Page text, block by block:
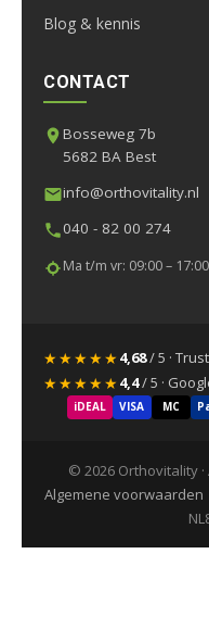
Blog & kennis
CONTACT
Bosseweg 7b
5682 BA Best
info@orthovitality.nl
040 - 82 00 274
Ma t/m vr: 09:00 – 17:00
★★★★★4,68/ 5 ·
★★★★★4,4/ 5 ·
iDEAL VISA MC
© 2026 Orthovitality
Algemene voorwaarden